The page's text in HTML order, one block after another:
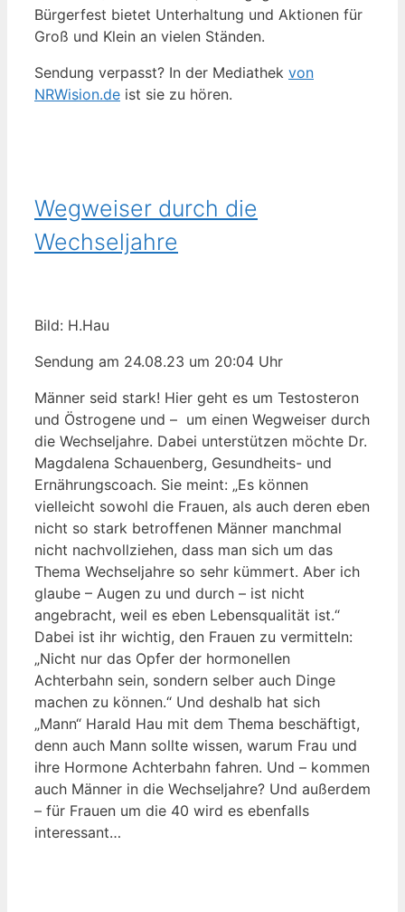
Bürgerfest bietet Unterhaltung und Aktionen für
Groß und Klein an vielen Ständen.
Sendung verpasst? In der Mediathek von
NRWision.de ist sie zu hören.
Wegweiser durch die
Wechseljahre
Bild: H.Hau
Sendung am 24.08.23 um 20:04 Uhr
Männer seid stark! Hier geht es um Testosteron
und Östrogene und – um einen Wegweiser durch
die Wechseljahre. Dabei unterstützen möchte Dr.
Magdalena Schauenberg, Gesundheits- und
Ernährungscoach. Sie meint: „Es können
vielleicht sowohl die Frauen, als auch deren eben
nicht so stark betroffenen Männer manchmal
nicht nachvollziehen, dass man sich um das
Thema Wechseljahre so sehr kümmert. Aber ich
glaube – Augen zu und durch – ist nicht
angebracht, weil es eben Lebensqualität ist.“
Dabei ist ihr wichtig, den Frauen zu vermitteln:
„Nicht nur das Opfer der hormonellen
Achterbahn sein, sondern selber auch Dinge
machen zu können.“ Und deshalb hat sich
„Mann“ Harald Hau mit dem Thema beschäftigt,
denn auch Mann sollte wissen, warum Frau und
ihre Hormone Achterbahn fahren. Und – kommen
auch Männer in die Wechseljahre? Und außerdem
– für Frauen um die 40 wird es ebenfalls
interessant…